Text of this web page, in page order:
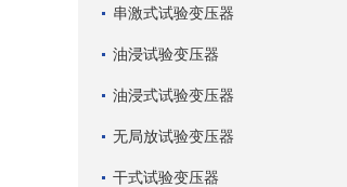
串激式试验变压器
油浸试验变压器
油浸式试验变压器
无局放试验变压器
干式试验变压器